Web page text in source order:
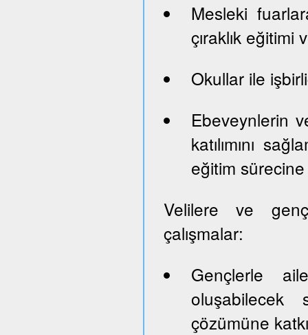
Mesleki
çıraklık
Okullar ile
Ebeveynlerin
katılımını
eğitim sürecine
Velilere ve
çalışmalar:
Gençlerle
oluşabilecek
çözümüne